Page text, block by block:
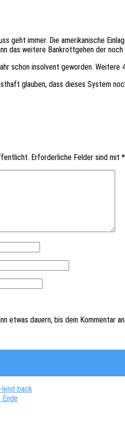
geht immer. Die ameri­ka­ni­sche
das weite­re Bank­rott­ge­hen der noch
schon insol­vent gewor­den.
glau­ben, dass dieses System
Erforderliche Felder sind mit *
etwas dauern, bis dein Kommentar
lend-back
Ende